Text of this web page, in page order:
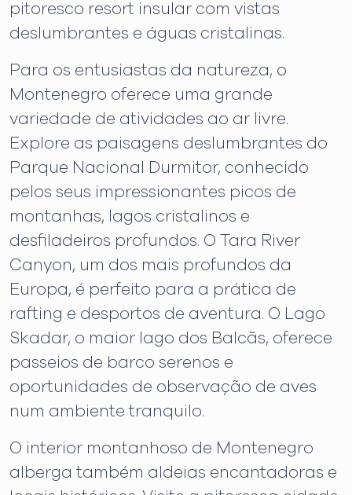
pitoresco resort insular com vistas
deslumbrantes e águas cristalinas.
Para os entusiastas da natureza, o
Montenegro oferece uma grande
variedade de atividades ao ar livre.
Explore as paisagens deslumbrantes do
Parque Nacional Durmitor, conhecido
pelos seus impressionantes picos de
montanhas, lagos cristalinos e
desfiladeiros profundos. O Tara River
Canyon, um dos mais profundos da
Europa, é perfeito para a prática de
rafting e desportos de aventura. O Lago
Skadar, o maior lago dos Balcãs, oferece
passeios de barco serenos e
oportunidades de observação de aves
num ambiente tranquilo.
O interior montanhoso de Montenegro
alberga também aldeias encantadoras e